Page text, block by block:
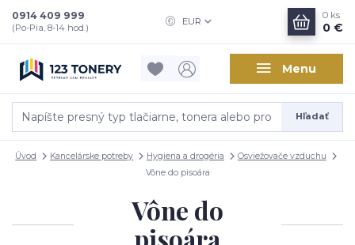
Menu
EUR
Hľadať
0914 409 999
(Po-Pia, 8-14 hod.)
0 ks
0 €
Úvod Kancelárske potreby Hygiena a drogéria
Osviežovače vzduchu
Vône do pisoára
Vône do